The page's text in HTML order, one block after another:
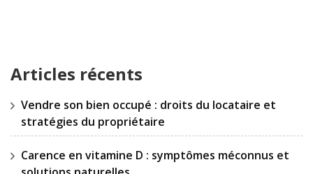
Articles récents
Vendre son bien occupé : droits du locataire et
stratégies du propriétaire
Carence en vitamine D : symptômes méconnus et